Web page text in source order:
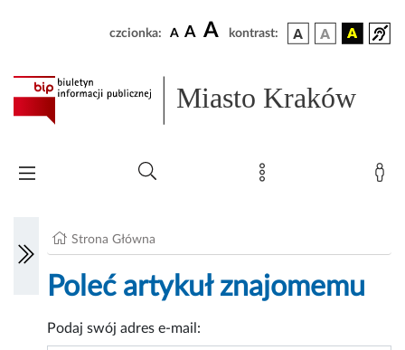
czcionka: A A A kontrast:
Miasto Kraków
Strona Główna
Poleć artykuł znajomemu
Podaj swój adres e-mail: